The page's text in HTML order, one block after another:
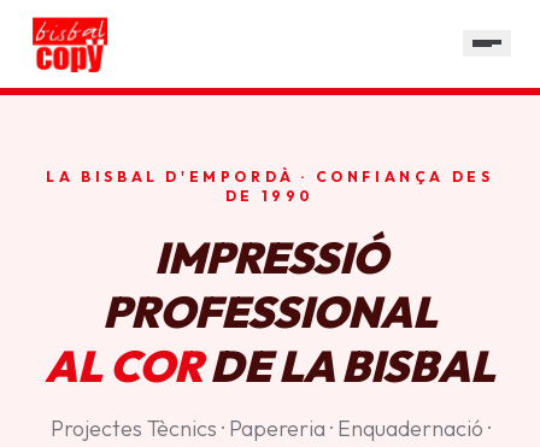
HORARI
LA BISBAL D'EMPORDÀ · CONFIANÇA DES
DE 1990
IMPRESSIÓ
PROFESSIONAL
AL CORDE LA BISBAL
Projectes Tècnics · Papereria · Enquadernació ·